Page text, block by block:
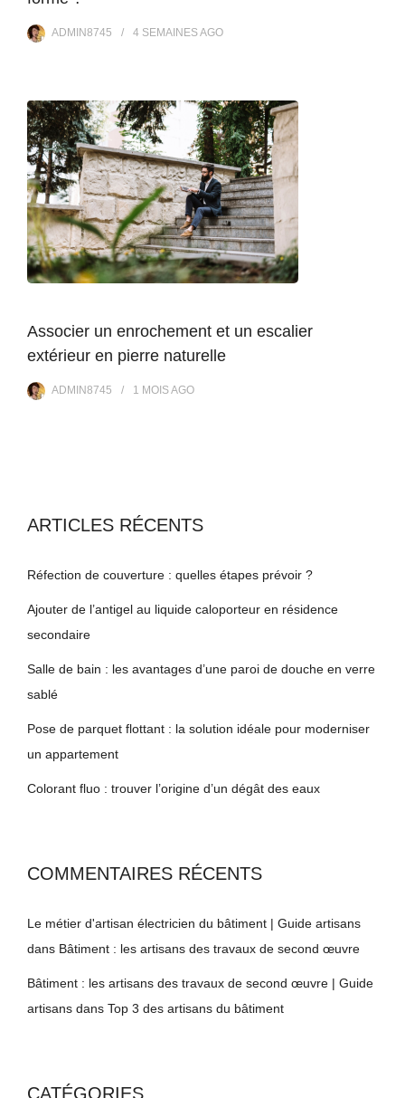
ADMIN8745 4 SEMAINESAGO
Associer un enrochement et un escalier
extérieur en pierre naturelle
ADMIN8745 1 MOISAGO
ARTICLES RÉCENTS
Réfection de couverture : quelles étapes prévoir ?
Ajouter de l’antigel au liquide caloporteur en résidence
secondaire
Salle de bain : les avantages d’une paroi de douche en verre
sablé
Pose de parquet flottant : la solution idéale pour moderniser
un appartement
Colorant fluo : trouver l’origine d’un dégât des eaux
COMMENTAIRES RÉCENTS
Le métier d'artisan électricien du bâtiment | Guide artisans
dans Bâtiment : les artisans des travaux de second œuvre
Bâtiment : les artisans des travaux de second œuvre | Guide
artisans dans Top 3 des artisans du bâtiment
CATÉGORIES